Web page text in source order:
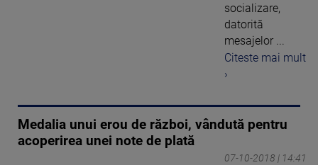
socializare,
datorită
mesajelor ...
Citeste mai mult
›
Medalia unui erou de război, vândută pentru
acoperirea unei note de plată
07-10-2018 | 14:41